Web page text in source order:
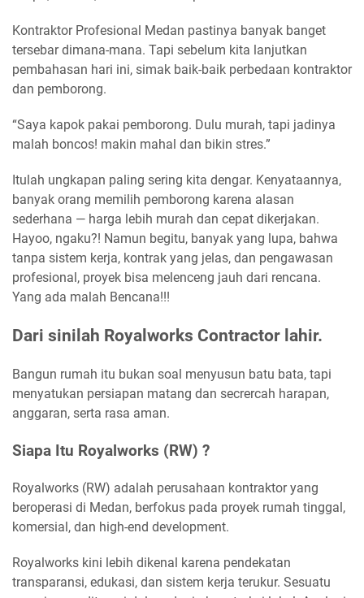
Kontraktor Profesional Medan pastinya banyak banget
tersebar dimana-mana. Tapi sebelum kita lanjutkan
pembahasan hari ini, simak baik-baik perbedaan kontraktor
dan pemborong.
“Saya kapok pakai pemborong. Dulu murah, tapi jadinya
malah boncos! makin mahal dan bikin stres.”
Itulah ungkapan paling sering kita dengar. Kenyataannya,
banyak orang memilih pemborong karena alasan
sederhana — harga lebih murah dan cepat dikerjakan.
Hayoo, ngaku?! Namun begitu, banyak yang lupa, bahwa
tanpa sistem kerja, kontrak yang jelas, dan pengawasan
profesional, proyek bisa melenceng jauh dari rencana.
Yang ada malah Bencana!!!
Dari sinilah Royalworks Contractor lahir.
Bangun rumah itu bukan soal menyusun batu bata, tapi
menyatukan persiapan matang dan secrercah harapan,
anggaran, serta rasa aman.
Siapa Itu Royalworks (RW) ?
Royalworks (RW) adalah perusahaan kontraktor yang
beroperasi di Medan, berfokus pada proyek rumah tinggal,
komersial, dan high-end development.
Royalworks kini lebih dikenal karena pendekatan
transparansi, edukasi, dan sistem kerja terukur. Sesuatu